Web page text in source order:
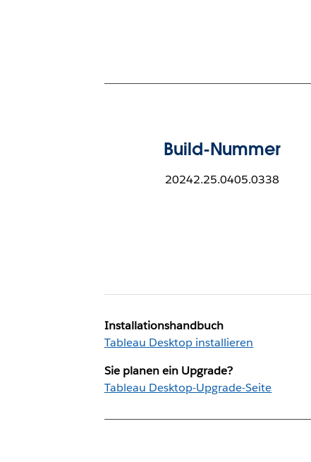
Build-Nummer
20242.25.0405.0338
Installationshandbuch
Tableau Desktop installieren
Sie planen ein Upgrade?
Tableau Desktop-Upgrade-Seite